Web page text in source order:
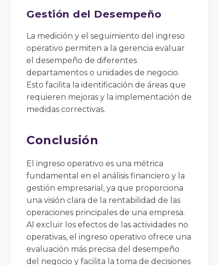
Gestión del Desempeño
La medición y el seguimiento del ingreso
operativo permiten a la gerencia evaluar
el desempeño de diferentes
departamentos o unidades de negocio.
Esto facilita la identificación de áreas que
requieren mejoras y la implementación de
medidas correctivas.
Conclusión
El ingreso operativo es una métrica
fundamental en el análisis financiero y la
gestión empresarial, ya que proporciona
una visión clara de la rentabilidad de las
operaciones principales de una empresa.
Al excluir los efectos de las actividades no
operativas, el ingreso operativo ofrece una
evaluación más precisa del desempeño
del negocio y facilita la toma de decisiones